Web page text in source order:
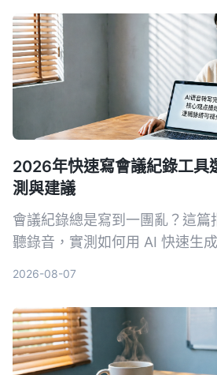
2026年快速寫會議紀錄工具
測與建議
會議紀錄總是寫到一團亂？這
聽錄音，實測如何用 AI 快速生
2026-08-07